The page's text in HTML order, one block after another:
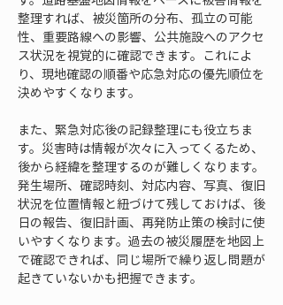
整理すれば、被災箇所の分布、孤立の可能
性、重要路線への影響、公共施設へのアクセ
ス状況を視覚的に確認できます。これによ
り、現地確認の順番や応急対応の優先順位を
決めやすくなります。
また、緊急対応後の記録整理にも役立ちま
す。災害時は情報が次々に入ってくるため、
後から経緯を整理するのが難しくなります。
発生場所、確認時刻、対応内容、写真、復旧
状況を位置情報と紐づけて残しておけば、後
日の報告、復旧計画、再発防止策の検討に使
いやすくなります。過去の被災履歴を地図上
で確認できれば、同じ場所で繰り返し問題が
起きていないかも把握できます。